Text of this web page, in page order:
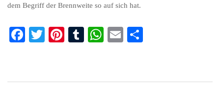
dem Begriff der Brennweite so auf sich hat.
Fa T
Pi
T
W
E